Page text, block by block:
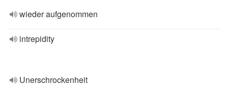
wieder aufgenommen
intrepidity
Unerschrockenheit